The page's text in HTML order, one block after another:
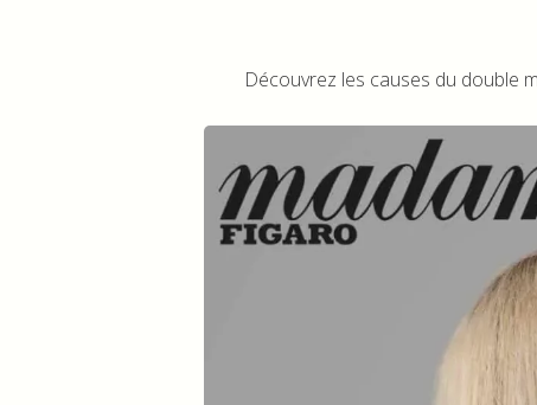
Découvrez les causes du double